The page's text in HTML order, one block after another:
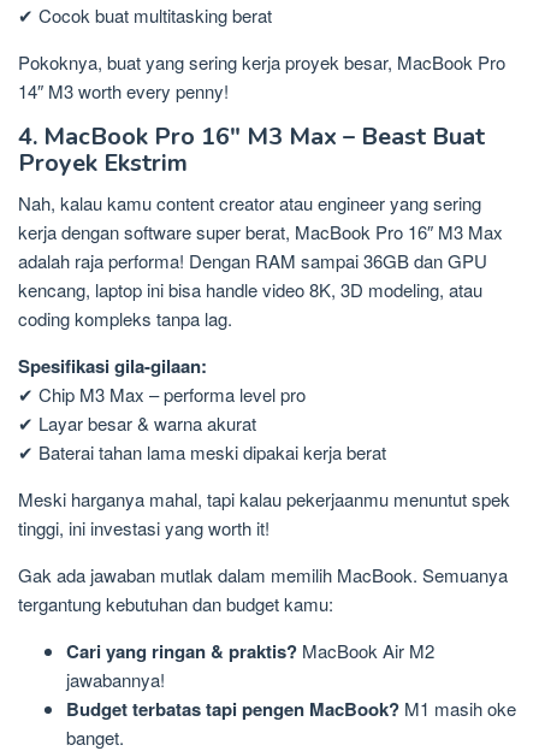
✔ Cocok buat multitasking berat
Pokoknya, buat yang sering kerja proyek besar, MacBook Pro
14″ M3 worth every penny!
4. MacBook Pro 16″ M3 Max – Beast Buat
Proyek Ekstrim
Nah, kalau kamu content creator atau engineer yang sering
kerja dengan software super berat, MacBook Pro 16″ M3 Max
adalah raja performa! Dengan RAM sampai 36GB dan GPU
kencang, laptop ini bisa handle video 8K, 3D modeling, atau
coding kompleks tanpa lag.
Spesifikasi gila-gilaan:
✔ Chip M3 Max – performa level pro
✔ Layar besar & warna akurat
✔ Baterai tahan lama meski dipakai kerja berat
Meski harganya mahal, tapi kalau pekerjaanmu menuntut spek
tinggi, ini investasi yang worth it!
Gak ada jawaban mutlak dalam memilih MacBook. Semuanya
tergantung kebutuhan dan budget kamu:
Cari yang ringan & praktis? MacBook Air M2
jawabannya!
Budget terbatas tapi pengen MacBook? M1 masih oke
banget.